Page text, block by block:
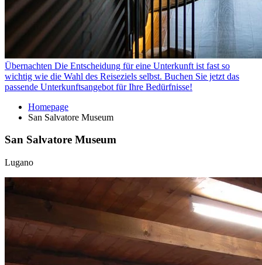
Übernachten Die Entscheidung für eine Unterkunft ist fast so
wichtig wie die Wahl des Reiseziels selbst. Buchen Sie jetzt das
passende Unterkunftsangebot für Ihre Bedürfnisse!
Homepage
San Salvatore Museum
San Salvatore Museum
Lugano